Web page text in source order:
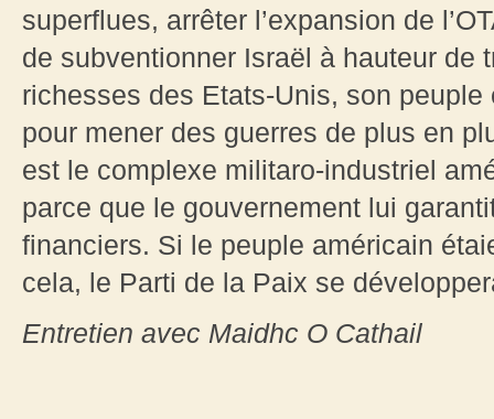
superflues, arrêter l’expansion de
de subventionner Israël à hauteur de
richesses des Etats-Unis, son
pour mener des guerres de plus en
est le complexe militaro-industriel
parce que le gouvernement lui
financiers. Si le peuple américain
cela, le Parti de la Paix se
Entretien avec Maidhc O Cathail